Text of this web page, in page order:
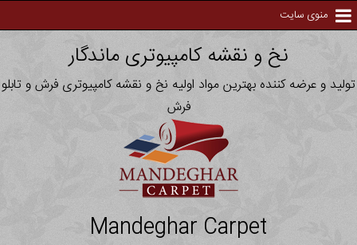
منوی سایت
نخ و نقشه کامپیوتری ماندگار
تولید و عرضه کننده بهترین مواد اولیه نخ و نقشه کامپیوتری فرش و تابلو
فرش
Mandeghar Carpet